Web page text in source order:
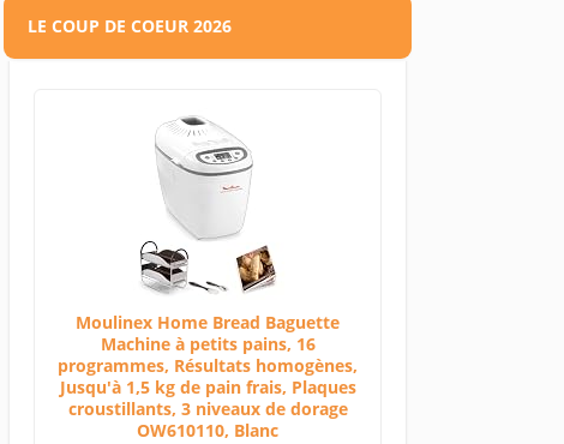
LE COUP DE COEUR 2026
Moulinex Home Bread Baguette
Machine à petits pains, 16
programmes, Résultats homogènes,
Jusqu'à 1,5 kg de pain frais, Plaques
croustillants, 3 niveaux de dorage
OW610110, Blanc